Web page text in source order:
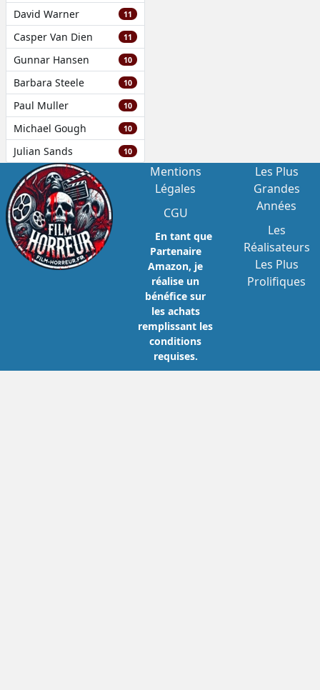
David Warner 11
Casper Van Dien 11
Gunnar Hansen 10
Barbara Steele 10
Paul Muller 10
Michael Gough 10
Julian Sands 10
Mentions
Légales
CGU
En tant que
Partenaire
Amazon, je
réalise un
bénéfice sur
les achats
remplissant les
conditions
requises.
Les Plus
Grandes
Années
Les
Réalisateurs
Les Plus
Prolifiques